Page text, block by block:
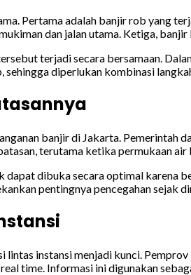
Pertama adalah banjir rob yang
dan jalan utama. Ketiga,
terjadi secara bersamaan.
diperlukan kombinasi
banjir di Jakarta.
terutama ketika permukaan air
dibuka secara optimal karena
pentingnya pencegahan sejak
instansi menjadi kunci.
time. Informasi ini digunakan